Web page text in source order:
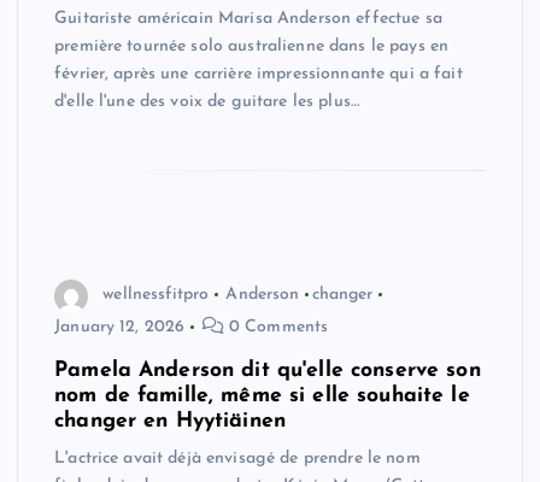
Guitariste américain Marisa Anderson effectue sa
première tournée solo australienne dans le pays en
février, après une carrière impressionnante qui a fait
d'elle l'une des voix de guitare les plus…
wellnessfitpro Anderson
changer
January 12, 2026
0 Comments
Pamela Anderson dit qu'elle conserve son
nom de famille, même si elle souhaite le
changer en Hyytiäinen
L'actrice avait déjà envisagé de prendre le nom